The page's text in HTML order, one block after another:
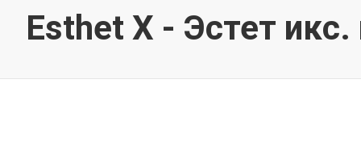
Esthet X - Эстет икс.